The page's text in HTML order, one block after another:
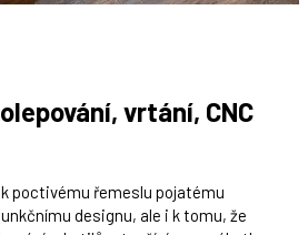
vrtání, CNC
poctivému řemeslu pojatému
designu, ale i k tomu, že